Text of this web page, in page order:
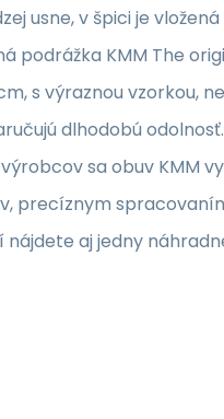
usne, v špici je
podrážka KMM The
s výraznou vzorkou,
dlhodobú odolnosť.
sa obuv KMM
precíznym
nájdete aj jedny